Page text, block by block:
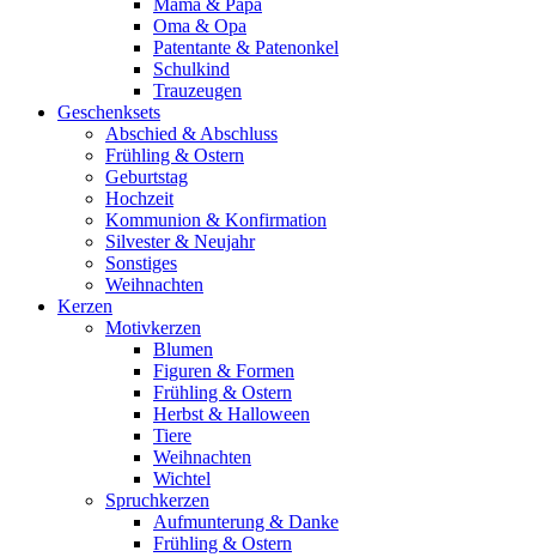
Mama & Papa
Oma & Opa
Patentante & Patenonkel
Schulkind
Trauzeugen
Geschenksets
Abschied & Abschluss
Frühling & Ostern
Geburtstag
Hochzeit
Kommunion & Konfirmation
Silvester & Neujahr
Sonstiges
Weihnachten
Kerzen
Motivkerzen
Blumen
Figuren & Formen
Frühling & Ostern
Herbst & Halloween
Tiere
Weihnachten
Wichtel
Spruchkerzen
Aufmunterung & Danke
Frühling & Ostern